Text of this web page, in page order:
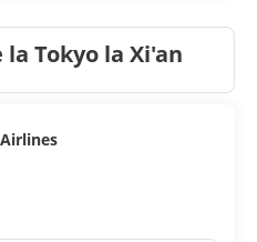
Tokyo la Xi'an